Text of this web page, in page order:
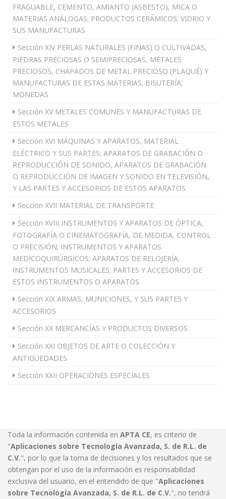
FRAGUABLE, CEMENTO, AMIANTO (ASBESTO), MICA O
MATERIAS ANÁLOGAS; PRODUCTOS CERÁMICOS; VIDRIO Y
SUS MANUFACTURAS
Sección XIV PERLAS NATURALES (FINAS) O CULTIVADAS,
PIEDRAS PRECIOSAS O SEMIPRECIOSAS, METALES
PRECIOSOS, CHAPADOS DE METAL PRECIOSO (PLAQUÉ) Y
MANUFACTURAS DE ESTAS MATERIAS; BISUTERÍA;
MONEDAS
Sección XV METALES COMUNES Y MANUFACTURAS DE
ESTOS METALES
Sección XVI MÁQUINAS Y APARATOS, MATERIAL
ELÉCTRICO Y SUS PARTES; APARATOS DE GRABACIÓN O
REPRODUCCIÓN DE SONIDO, APARATOS DE GRABACIÓN
O REPRODUCCIÓN DE IMAGEN Y SONIDO EN TELEVISIÓN,
Y LAS PARTES Y ACCESORIOS DE ESTOS APARATOS
Sección XVII MATERIAL DE TRANSPORTE
Sección XVIII INSTRUMENTOS Y APARATOS DE ÓPTICA,
FOTOGRAFÍA O CINEMATOGRAFÍA, DE MEDIDA, CONTROL
O PRECISIÓN; INSTRUMENTOS Y APARATOS
MEDICOQUIRÚRGICOS; APARATOS DE RELOJERÍA;
INSTRUMENTOS MUSICALES; PARTES Y ACCESORIOS DE
ESTOS INSTRUMENTOS O APARATOS
Sección XIX ARMAS, MUNICIONES, Y SUS PARTES Y
ACCESORIOS
Sección XX MERCANCÍAS Y PRODUCTOS DIVERSOS
Sección XXI OBJETOS DE ARTE O COLECCIÓN Y
ANTIGÜEDADES
Sección XXII OPERACIONES ESPECIALES
Toda la información contenida en APTA CE, es criterio de
"Aplicaciones sobre Tecnología Avanzada, S. de R.L. de
C.V.", por lo que la toma de decisiones y los resultados que se
obtengan por el uso de la información es responsabilidad
exclusiva del usuario, en el entendido de que "Aplicaciones
sobre Tecnología Avanzada, S. de R.L. de C.V.", no tendrá